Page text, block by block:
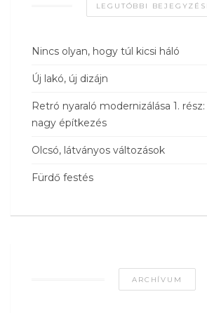
LEGUTÓBBI
Nincs olyan, hogy túl kicsi háló
Új lakó, új dizájn
Retró nyaraló modernizálása 1.
nagy építkezés
Olcsó, látványos változások
Fürdő festés
ARCHÍVUM